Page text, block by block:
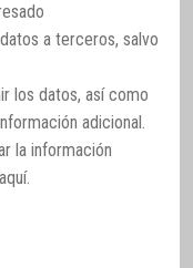
a terceros, salvo
los datos, así como
adicional.
la información
aquí.